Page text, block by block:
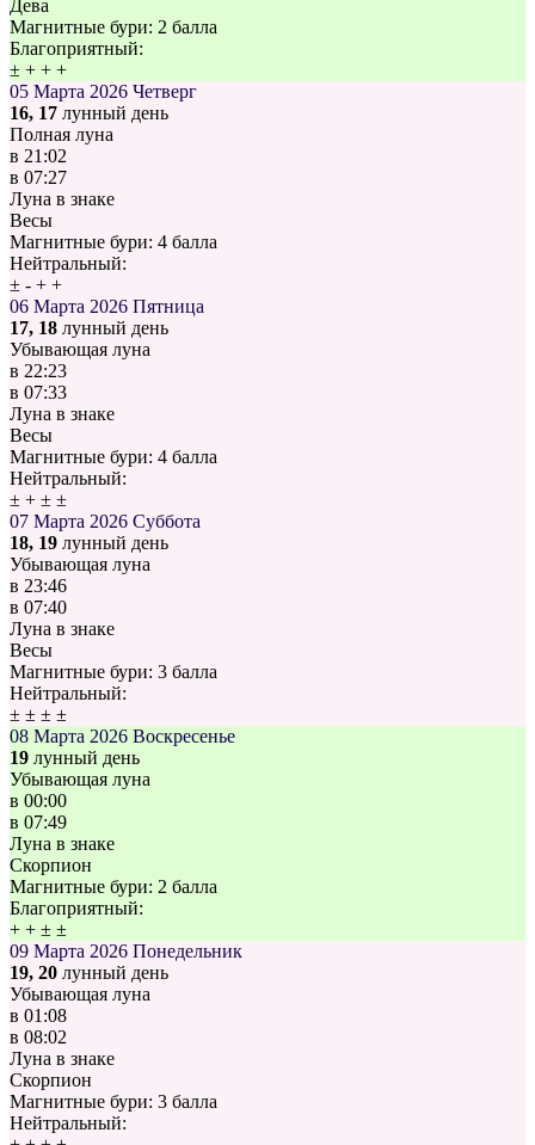
Дева
Магнитные бури: 2 балла
Благоприятный:
± + + +
05 Марта 2026 Четверг
16, 17 лунный день
Полная луна
в 21:02
в 07:27
Луна в знаке
Весы
Магнитные бури: 4 балла
Нейтральный:
± - + +
06 Марта 2026 Пятница
17, 18 лунный день
Убывающая луна
в 22:23
в 07:33
Луна в знаке
Весы
Магнитные бури: 4 балла
Нейтральный:
± + ± ±
07 Марта 2026 Суббота
18, 19 лунный день
Убывающая луна
в 23:46
в 07:40
Луна в знаке
Весы
Магнитные бури: 3 балла
Нейтральный:
± ± ± ±
08 Марта 2026 Воскресенье
19 лунный день
Убывающая луна
в 00:00
в 07:49
Луна в знаке
Скорпион
Магнитные бури: 2 балла
Благоприятный:
+ + ± ±
09 Марта 2026 Понедельник
19, 20 лунный день
Убывающая луна
в 01:08
в 08:02
Луна в знаке
Скорпион
Магнитные бури: 3 балла
Нейтральный: